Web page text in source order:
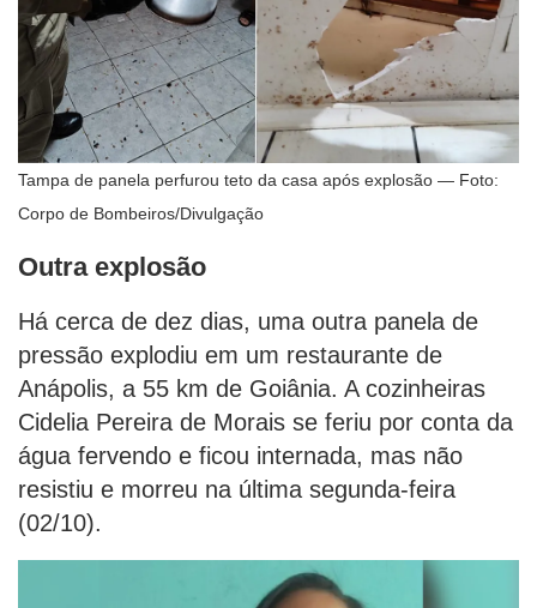
Tampa de panela perfurou teto da casa após explosão — Foto:
Corpo de Bombeiros/Divulgação
Outra explosão
Há cerca de dez dias, uma outra panela de
pressão explodiu em um restaurante de
Anápolis, a 55 km de Goiânia. A cozinheiras
Cidelia Pereira de Morais se feriu por conta da
água fervendo e ficou internada, mas não
resistiu e morreu na última segunda-feira
(02/10).